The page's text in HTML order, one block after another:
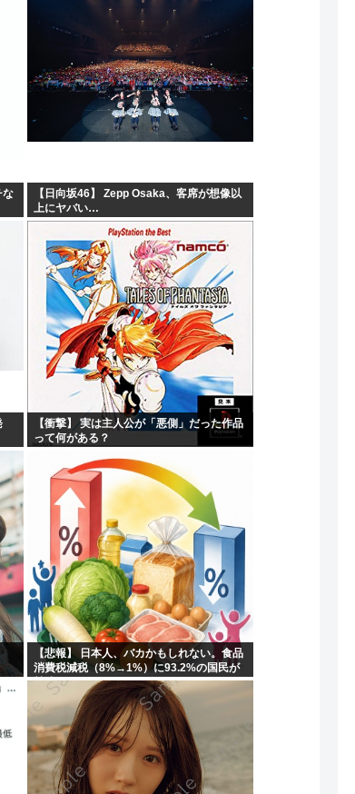
な
【日向坂46】 Zepp Osaka、客席が想像以
上にヤバい…
【衝撃】 実は主人公が「悪側」だった作品
って何がある？
【悲報】 日本人、バカかもしれない。食品
消費税減税（8%→1%）に93.2%の国民が
賛成してしまう